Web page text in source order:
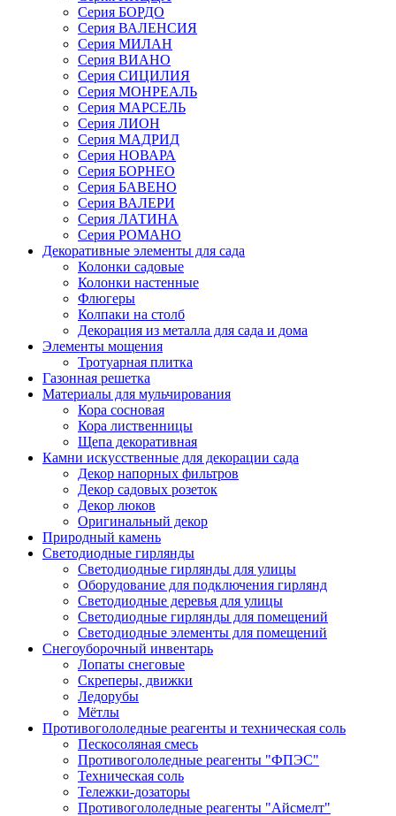
Серия БОРДО
Серия ВАЛЕНСИЯ
Серия МИЛАН
Серия ВИАНО
Серия СИЦИЛИЯ
Серия МОНРЕАЛЬ
Серия МАРСЕЛЬ
Серия ЛИОН
Серия МАДРИД
Серия НОВАРА
Серия БОРНЕО
Серия БАВЕНО
Серия ВАЛЕРИ
Серия ЛАТИНА
Серия РОМАНО
Декоративные элементы для сада
Колонки садовые
Колонки настенные
Флюгеры
Колпаки на столб
Декорация из металла для сада и дома
Элементы мощения
Тротуарная плитка
Газонная решетка
Материалы для мульчирования
Кора сосновая
Кора лиственницы
Щепа декоративная
Камни искусственные для декорации сада
Декор напорных фильтров
Декор садовых розеток
Декор люков
Оригинальный декор
Природный камень
Светодиодные гирлянды
Светодиодные гирлянды для улицы
Оборудование для подключения гирлянд
Светодиодные деревья для улицы
Светодиодные гирлянды для помещений
Светодиодные элементы для помещений
Снегоуборочный инвентарь
Лопаты снеговые
Скреперы, движки
Ледорубы
Мётлы
Противогололедные реагенты и техническая соль
Пескосоляная смесь
Противогололедные реагенты "ФПЭС"
Техническая соль
Тележки-дозаторы
Противогололедные реагенты "Айсмелт"